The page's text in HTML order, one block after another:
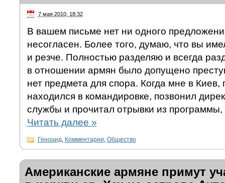
7 мая 2010, 18:32
В вашем письме нет ни одного
несогласен. Более того, думаю, что вы
и резче. Полностью разделяю и всегда
в отношении армян было допущено
нет предмета для спора. Когда мне в Киев,
находился в командировке, позвонил
службы и прочитал отрывки из
Читать далее »
Геноцид Комментарии Общество
Американские армяне примут